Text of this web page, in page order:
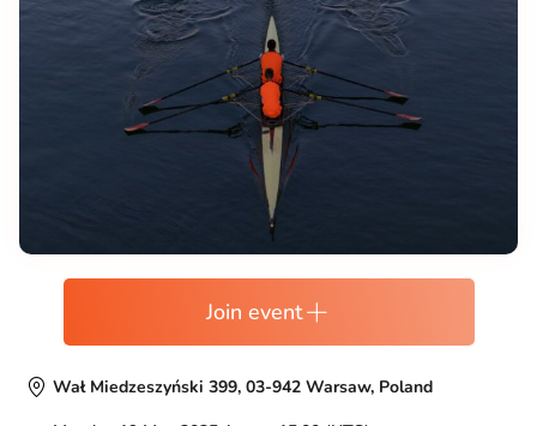
Join event
Wał Miedzeszyński 399, 03-942 Warsaw, Poland